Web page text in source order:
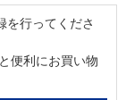
を行ってくださ
便利にお買い物